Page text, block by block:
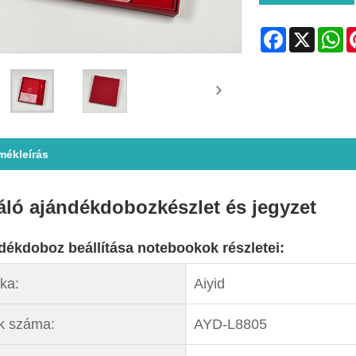
Facebook
X
ajándékdobozkészlet és jegyzet
beállítása notebookok részletei:
Aiyid
száma: AYD-L8805